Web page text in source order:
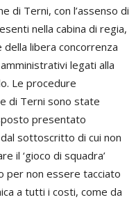
di Terni, con l’assenso di
nella cabina di regia,
libera concorrenza
legati alla
Le procedure
di Terni sono state
presentato
sottoscritto di cui non
il ‘gioco di squadra’
per non essere tacciato
a tutti i costi, come da